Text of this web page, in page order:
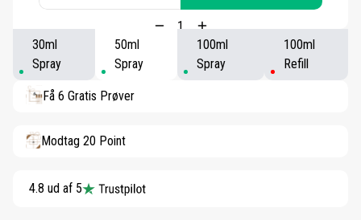
30ml
Spray
50ml
Spray
100ml
Spray
100ml
Refill
Få 6 Gratis Prøver
Modtag 20 Point
4.8 ud af 5